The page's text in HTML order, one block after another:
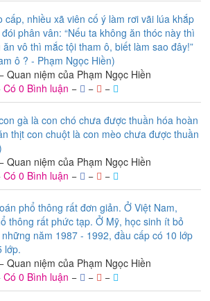
cấp, nhiều xã viên cố ý làm rơi vãi lúa khắp
phân vân: “Nếu ta không ăn thóc này thì
vô thì mắc tội tham ô, biết làm sao đây!”
ô ? - Phạm Ngọc Hiền)
Quan niệm của Phạm Ngọc Hiền
Có 0 Bình luận − − −
gà là con chó chưa được thuần hóa hoàn
thịt con chuột là con mèo chưa được thuần
Quan niệm của Phạm Ngọc Hiền
Có 0 Bình luận − − −
phổ thông rất đơn giản. Ở Việt Nam,
thông rất phức tạp. Ở Mỹ, học sinh ít bỏ
năm 1987 - 1992, đầu cấp có 10 lớp
lớp.
Quan niệm của Phạm Ngọc Hiền
Có 0 Bình luận − − −